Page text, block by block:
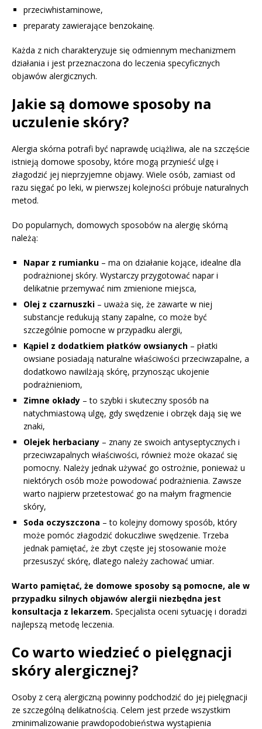
przeciwhistaminowe,
preparaty zawierające benzokainę.
Każda z nich charakteryzuje się odmiennym mechanizmem
działania i jest przeznaczona do leczenia specyficznych
objawów alergicznych.
Jakie są domowe sposoby na
uczulenie skóry?
Alergia skórna potrafi być naprawdę uciążliwa, ale na szczęście
istnieją domowe sposoby, które mogą przynieść ulgę i
złagodzić jej nieprzyjemne objawy. Wiele osób, zamiast od
razu sięgać po leki, w pierwszej kolejności próbuje naturalnych
metod.
Do popularnych, domowych sposobów na alergię skórną
należą:
Napar z rumianku – ma on działanie kojące, idealne dla
podrażnionej skóry. Wystarczy przygotować napar i
delikatnie przemywać nim zmienione miejsca,
Olej z czarnuszki – uważa się, że zawarte w niej
substancje redukują stany zapalne, co może być
szczególnie pomocne w przypadku alergii,
Kąpiel z dodatkiem płatków owsianych – płatki
owsiane posiadają naturalne właściwości przeciwzapalne, a
dodatkowo nawilżają skórę, przynosząc ukojenie
podrażnieniom,
Zimne okłady – to szybki i skuteczny sposób na
natychmiastową ulgę, gdy swędzenie i obrzęk dają się we
znaki,
Olejek herbaciany – znany ze swoich antyseptycznych i
przeciwzapalnych właściwości, również może okazać się
pomocny. Należy jednak używać go ostrożnie, ponieważ u
niektórych osób może powodować podrażnienia. Zawsze
warto najpierw przetestować go na małym fragmencie
skóry,
Soda oczyszczona – to kolejny domowy sposób, który
może pomóc złagodzić dokuczliwe swędzenie. Trzeba
jednak pamiętać, że zbyt częste jej stosowanie może
przesuszyć skórę, dlatego należy zachować umiar.
Warto pamiętać, że domowe sposoby są pomocne, ale w
przypadku silnych objawów alergii niezbędna jest
konsultacja z lekarzem. Specjalista oceni sytuację i doradzi
najlepszą metodę leczenia.
Co warto wiedzieć o pielęgnacji
skóry alergicznej?
Osoby z cerą alergiczną powinny podchodzić do jej pielęgnacji
ze szczególną delikatnością. Celem jest przede wszystkim
zminimalizowanie prawdopodobieństwa wystąpienia